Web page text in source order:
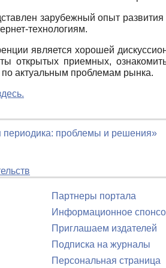
зарубежный опыт
технологиям.
является хорошей
открытых приемных,
по актуальным проблемам рынка.
проблемы и решения»
Партнеры портала
Информационное
Приглашаем издателей
Подписка на журналы
Персональная страница